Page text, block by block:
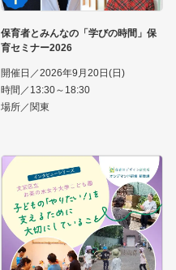
保育者とみんなの「学びの時間」保
育セミナー2026
開催日／2026年9月20日(日)
時間／13:30～18:30
場所／関東